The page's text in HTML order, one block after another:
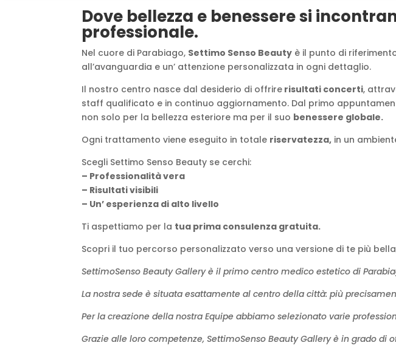
Dove bellezza e benessere si
professionale.
Nel cuore di Parabiago, Settimo Senso Beauty è il punto di
all’avanguardia e un’ attenzione personalizzata in ogni dettaglio.
Il nostro centro nasce dal desiderio di offrire risultati concerti,
staff qualificato e in continuo aggiornamento. Dal primo
non solo per la bellezza esteriore ma per il suo benessere globale.
Ogni trattamento viene eseguito in totale riservatezza, in un
Scegli Settimo Senso Beauty se cerchi:
– Professionalità vera
– Risultati visibili
– Un’ esperienza di alto livello
Ti aspettiamo per la tua prima consulenza gratuita.
Scopri il tuo percorso personalizzato verso una versione di te più
SettimoSenso Beauty Gallery è il primo centro medico estetico di
La nostra sede è situata esattamente al centro della città: più
Per la creazione della nostra Equipe abbiamo selezionato varie
Grazie alle loro competenze, SettimoSenso Beauty Gallery è in grado